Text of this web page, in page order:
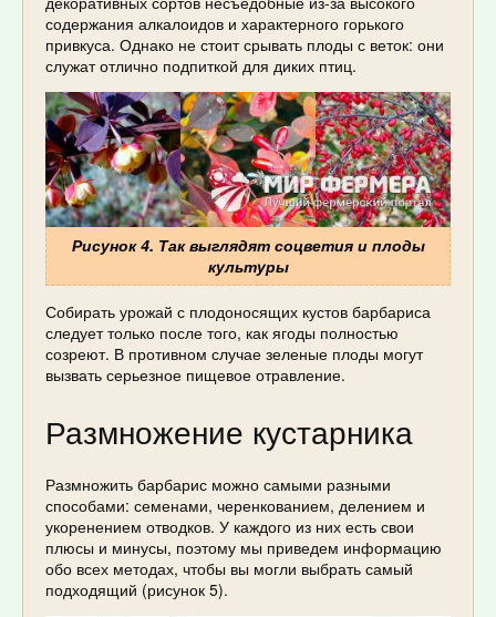
содержания алкалоидов и характерного горького
привкуса. Однако не стоит срывать плоды с веток: они
служат отлично подпиткой для диких птиц.
Рисунок 4. Так выглядят соцветия и плоды
культуры
Собирать урожай с плодоносящих кустов барбариса
следует только после того, как ягоды полностью
созреют. В противном случае зеленые плоды могут
вызвать серьезное пищевое отравление.
Размножение кустарника
Размножить барбарис можно самыми разными
способами: семенами, черенкованием, делением и
укоренением отводков. У каждого из них есть свои
плюсы и минусы, поэтому мы приведем информацию
обо всех методах, чтобы вы могли выбрать самый
подходящий (рисунок 5).